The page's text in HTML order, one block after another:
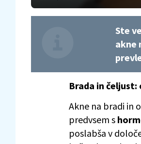
Ste
akne
Brada in
Akne na bradi in
predvsem s
poslabša v